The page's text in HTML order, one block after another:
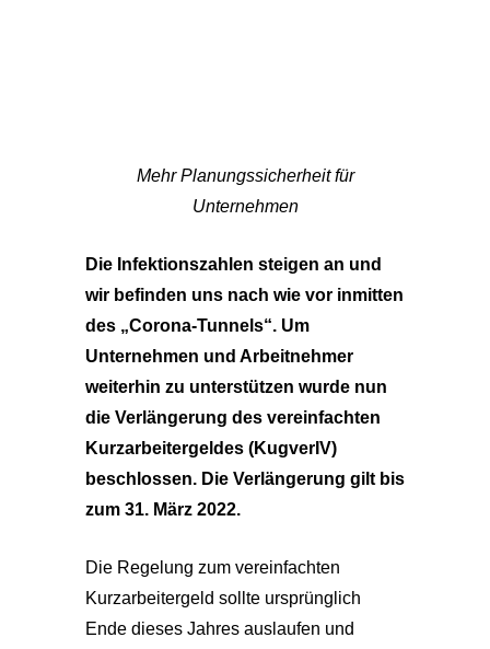
Mehr Planungssicherheit für
Unternehmen
Die Infektionszahlen steigen an und
wir befinden uns nach wie vor inmitten
des „Corona-Tunnels“. Um
Unternehmen und Arbeitnehmer
weiterhin zu unterstützen wurde nun
die Verlängerung des vereinfachten
Kurzarbeitergeldes (KugverIV)
beschlossen. Die Verlängerung gilt bis
zum 31. März 2022.
Die Regelung zum vereinfachten
Kurzarbeitergeld sollte ursprünglich
Ende dieses Jahres auslaufen und